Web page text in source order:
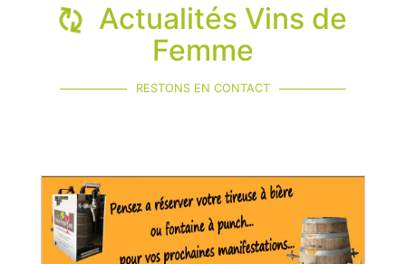
Actualités Vins de
Femme
RESTONS EN CONTACT